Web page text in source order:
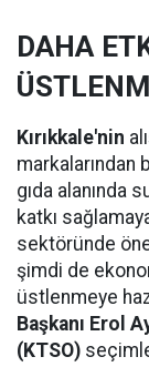
DAHA
Kırıkkale'nin
markalarından
gıda alanında
katkı
sektöründe
şimdi de
üstlenmeye
Başkanı Erol
(KTSO)